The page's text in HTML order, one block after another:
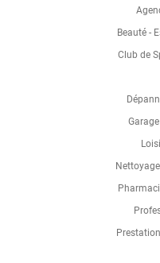
Beauté -
Club de